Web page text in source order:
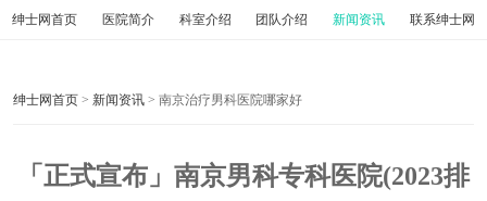
绅士网首页 医院简介 科室介绍 团队介绍 新闻资讯 联系绅士网
绅士网首页 > 新闻资讯 > 南京治疗男科医院哪家好
「正式宣布」南京男科专科医院(2023排